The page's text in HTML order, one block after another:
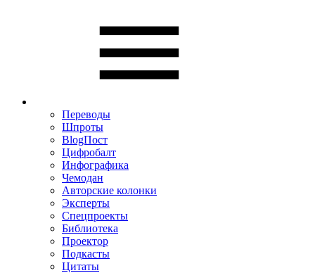
Переводы
Шпроты
BlogПост
Цифробалт
Инфографика
Чемодан
Авторские колонки
Эксперты
Спецпроекты
Библиотека
Проектор
Подкасты
Цитаты